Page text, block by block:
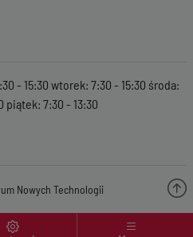
- 15:30 wtorek: 7:30 - 15:30 środa:
piątek: 7:30 - 13:30
Nowych Technologii